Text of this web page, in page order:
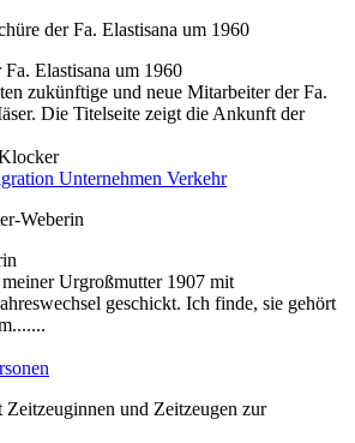
Elastisana um 1960
zukünftige und neue Mitarbeiter der Fa.
Die Titelseite zeigt die Ankunft der
Unternehmen Verkehr
Urgroßmutter 1907 mit
geschickt. Ich finde, sie gehört